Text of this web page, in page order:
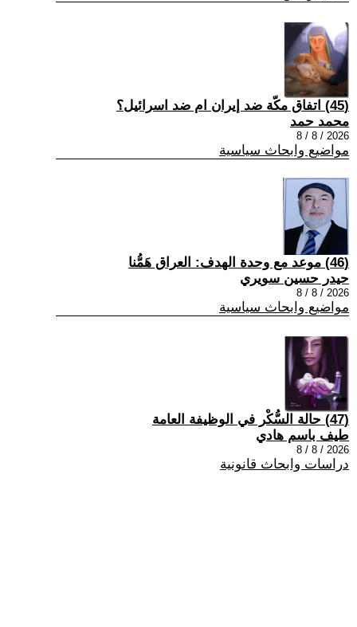
(45) اتفاق مكّة ضد إيران ام ضد اسرائيل؟
محمد حمد
2026 / 8 / 8
مواضيع وابحاث سياسية
(46) موعد مع وحدة الهدف: العراق هَمُّنا
حيدر حسين سويري
2026 / 8 / 8
مواضيع وابحاث سياسية
(47) حالة السُّكْر في الوظيفة العامة
طيف باسم هادي
2026 / 8 / 8
دراسات وابحاث قانونية